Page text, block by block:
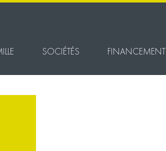
SOCIÉTÉS FINANCEMENT